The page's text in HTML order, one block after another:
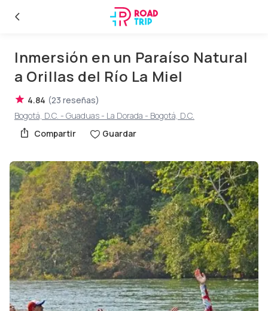
Inmersión en un Paraíso Natural
a Orillas del Río La Miel
4.84 (23 reseñas)
Bogotá, D.C. - Guaduas - La Dorada - Bogotá, D.C.
Compartir
Guardar